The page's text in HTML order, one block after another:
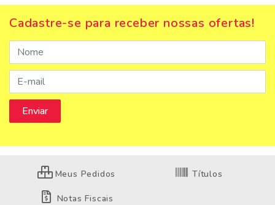
Cadastre-se para receber nossas ofertas!
Meus Pedidos Títulos
Notas Fiscais